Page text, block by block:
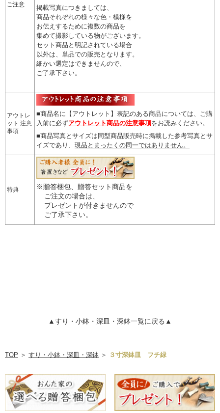
ご注意
掲載写真につきましては、
商品それぞれの様々な色・模様を
お伝えするために複数の商品を
集めて撮影している物がございます。
セット商品と明記されている場合
以外は、単品での販売となります。
細かい選定はできませんので
ご了承下さい。
アウトレ
ット 注意
事項
■商品名に【アウトレット】表記のある商品については、
ご購
入前に必ずアウトレット商品の注意事項をお読みください。
■商品写真とサイズは同型商品販売時に掲載した参考写真とサ
イズであり、 現品とまったくの同一ではありません。
特典
※贈答梱包、贈答セット商品を
ご注文の場合は、
プレゼントが付きませんので
ご了承下さい。
▲すり・小鉢・深皿・深鉢一覧に戻る▲
TOP ＞ すり・小鉢・深皿・深鉢 ＞ ３寸深鉢皿 フチ緑